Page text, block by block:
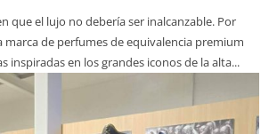
que el lujo no debería ser inalcanzable. Por
marca de perfumes de equivalencia premium
inspiradas en los grandes iconos de la alta...